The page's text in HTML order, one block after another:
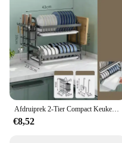
The afwas rek opslag
game-changer for
maximize space and
storage solutions are
pantries. Made from
sturdy and durable
rigors of daily use.
aesthetic complement
them a stylish addition
**Versatile and
Afdruiprek 2-Tier Compact Keuken Afdruiprek Afdruipplank Set Grote Roestbestendige Afdruiprek Met Gebruiksvoorwerp Houder
€8,52